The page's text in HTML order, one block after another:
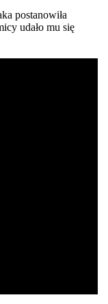
postanowiła
udało mu się